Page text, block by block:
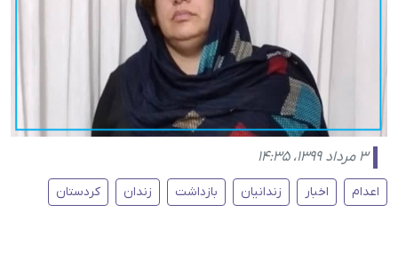
۳ مرداد ۱۳۹۹، ۱۴:۳۵
اعدام اخبار زندانیان بازداشت زندان کردستان